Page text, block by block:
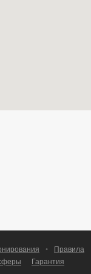
•
Правила
Гарантия